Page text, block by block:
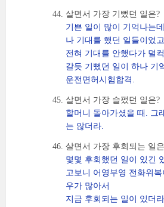
살면서 가장 기뻤던 일은?
기쁜 일이 많이 기억나는
나 기대를 했던 일들이었고
전혀 기대를 안했다가 덜
갈듯 기뻤던 일이 하나 기
운전면허시험합격.
살면서 가장 슬펐던 일은?
할머니 돌아가셨을 때. 그
는 않더라.
살면서 가장 후회되는 일
몇몇 후회했던 일이 있긴
고보니 어영부영 전화위
우가 많아서
지금 후회되는 일이 있더